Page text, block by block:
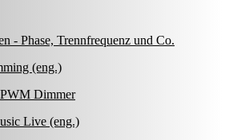
- Phase, Trennfrequenz und Co.
(eng.)
Dimmer
Live (eng.)